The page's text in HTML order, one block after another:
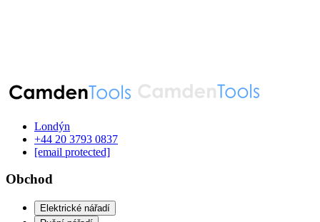
Londýn
‪+44 20 3793 0837‬
[email protected]
Obchod
Elektrické nářadí